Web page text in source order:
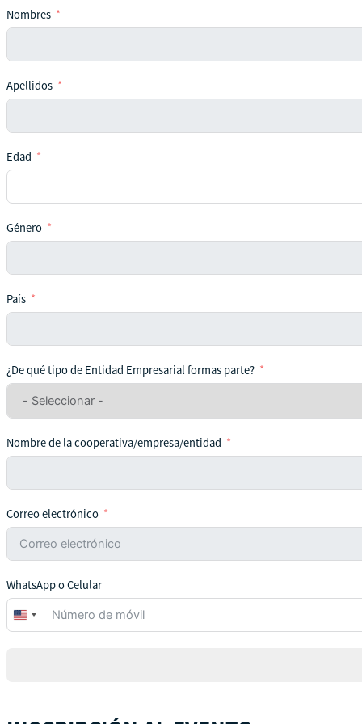
Nombres
Apellidos
Edad
Género
País
¿De qué tipo de Entidad Empresarial formas parte?
Nombre de la cooperativa/empresa/entidad
Correo electrónico
WhatsApp o Celular
United
States